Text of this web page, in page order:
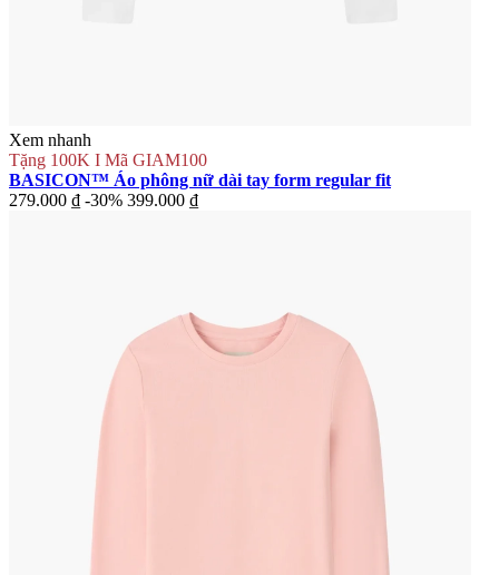
Xem nhanh
Tặng 100K I Mã GIAM100
BASICON™ Áo phông nữ dài tay form regular fit
279.000 ₫ -30% 399.000 ₫